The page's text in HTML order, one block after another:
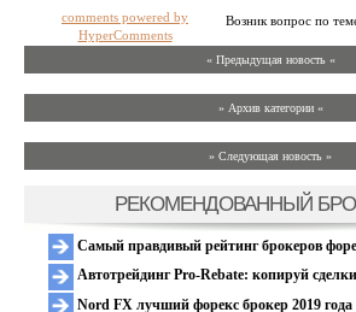
Возник вопрос по
comments powered by
HyperComments
« Предыдущая новость «
» Архив категории «
» Следующая новость »
РЕКОМЕНДОВАННЫЙ
Самый правдивый рейтинг брокеров
Автотрейдинг Pro-Rebate: копируй
Nord FX лучший форекс брокер 2019 года